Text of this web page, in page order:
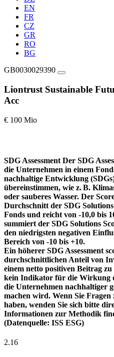
EN
FR
CZ
GR
RO
BG
GB0030029390
Liontrust Sustainable
Acc
€ 100 Mio
SDG Assessment Der SDG
die Unternehmen in einem
nachhaltige Entwicklung
übereinstimmen, wie z. B.
oder sauberes Wasser. Der
Durchschnitt der SDG
Fonds und reicht von -10,0 bis
summiert der SDG Solutions
den niedrigsten negativen
Bereich von -10 bis +10.
Ein höherer SDG Assessment
durchschnittlichen Anteil von
einem netto positiven Beitrag
kein Indikator für die Wirkung
die Unternehmen nachhaltiger
machen wird. Wenn Sie Fragen
haben, wenden Sie sich bitte
Informationen zur Methodik
(Datenquelle: ISS ESG)
2.16